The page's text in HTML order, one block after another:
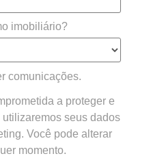
imobiliário?
comunicações.
a proteger e
seus dados
Você pode alterar
momento.